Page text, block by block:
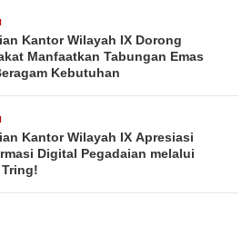
Kantor Wilayah IX Dorong
Manfaatkan Tabungan Emas
Kebutuhan
Kantor Wilayah IX Apresiasi
Digital Pegadaian melalui